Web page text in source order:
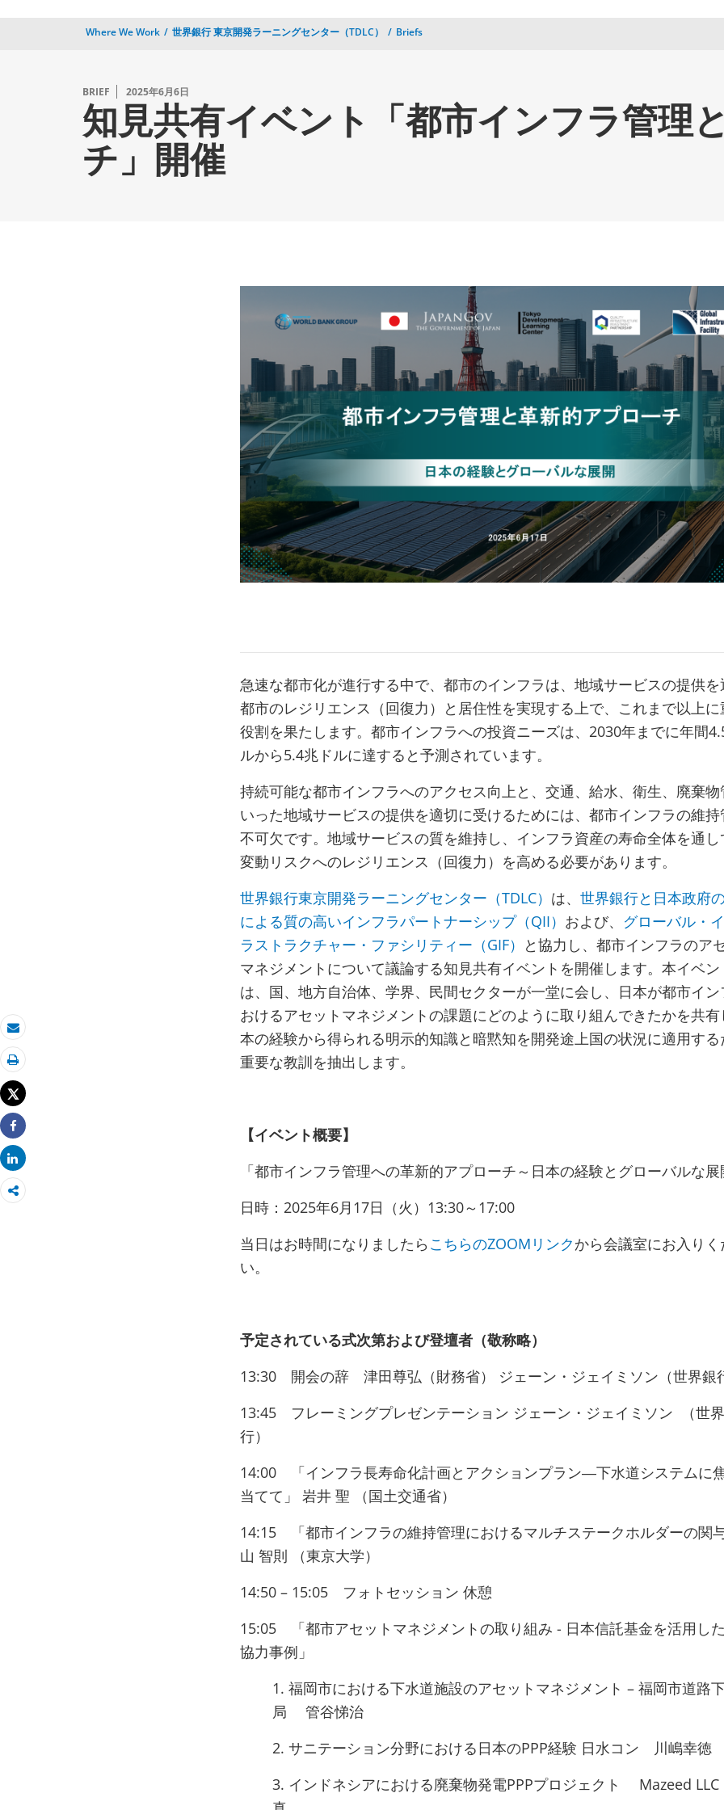
Where We Work 世界銀行 東京開発ラーニングセンター（TDLC） Briefs
BRIEF 2025年6月6日
知見共有イベント「都市インフラ管理
チ」開催
Eメール
印刷
Tweet
Share
Share
急速な都市化が進行する中で、都市のインフラは、地域サービスの提供を
都市のレジリエンス（回復力）と居住性を実現する上で、これまで以上に
役割を果たします。都市インフラへの投資ニーズは、2030年までに年間
ルから5.4兆ドルに達すると予測されています。
持続可能な都市インフラへのアクセス向上と、交通、給水、衛生、廃棄物
いった地域サービスの提供を適切に受けるためには、都市インフラの維
不可欠です。地域サービスの質を維持し、インフラ資産の寿命全体を通し
変動リスクへのレジリエンス（回復力）を高める必要があります。
世界銀行東京開発ラーニングセンター（TDLC） は、 世界銀行と日本政府
による質の高いインフラパートナーシップ（QII） および、 グローバル・
ラストラクチャー・ファシリティー（GIF） と協力し、都市インフラのア
マネジメントについて議論する知見共有イベントを開催します。本イベン
は、国、地方自治体、学界、民間セクターが一堂に会し、日本が都市イン
おけるアセットマネジメントの課題にどのように取り組んできたかを共有
本の経験から得られる明示的知識と暗黙知を開発途上国の状況に適用す
重要な教訓を抽出します。
【イベント概要】
「都市インフラ管理への革新的アプローチ～日本の経験とグローバルな展
日時：2025年6月17日（火）13:30～17:00
当日はお時間になりましたら こちらのZOOMリンクから会議室にお入りく
い。
予定されている式次第および登壇者（敬称略）
13:30 開会の辞 津田尊弘（財務省） ジェーン・ジェイミソン（世界銀
13:45 フレーミングプレゼンテーション ジェーン・ジェイミソン （世
行）
14:00 「インフラ長寿命化計画とアクションプラン―下水道システムに
当てて」 岩井 聖 （国土交通省）
14:15 「都市インフラの維持管理におけるマルチステークホルダーの関
山 智則 （東京大学）
14:50 – 15:05 フォトセッション 休憩
15:05 「都市アセットマネジメントの取り組み - 日本信託基金を活用し
協力事例」
1. 福岡市における下水道施設のアセットマネジメント – 福岡市道路
局 管谷悌治
2. サニテーション分野における日本のPPP経験 日水コン 川嶋幸徳
3. インドネシアにおける廃棄物発電PPPプロジェクト Mazeed